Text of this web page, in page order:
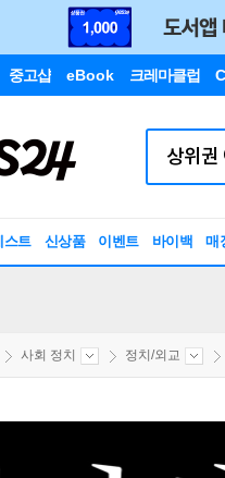
중고샵 eBook 크레마클럽
스트 신상품 이벤트 바이백 매
사회 정치 정치/외교